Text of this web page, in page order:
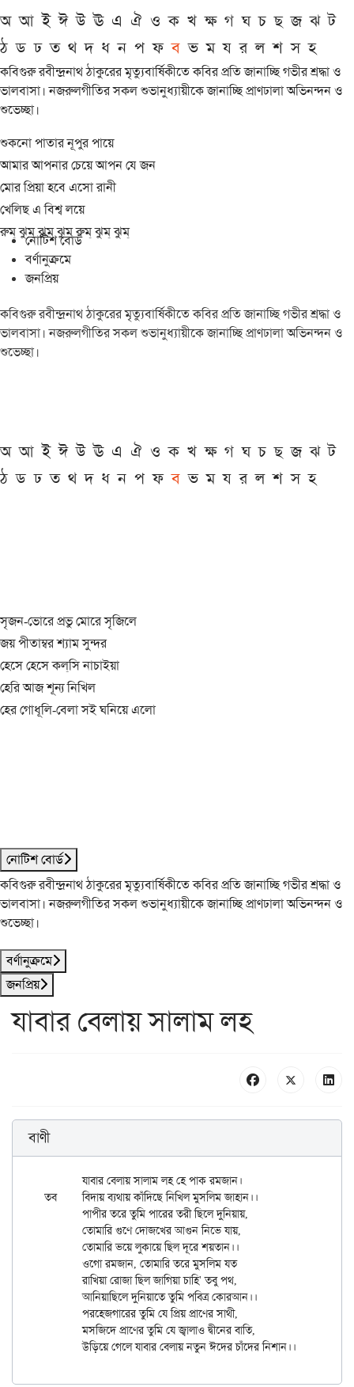
অ আ ই ঈ উ ঊ এ ঐ ও ক খ ক্ষ গ ঘ চ ছ জ ঝ ট
ঠ ড ঢ ত থ দ ধ ন প ফ ব ভ ম য র ল শ স হ
কবিগুরু রবীন্দ্রনাথ ঠাকুরের মৃত্যুবার্ষিকীতে কবির প্রতি জানাচ্ছি গভীর শ্রদ্ধা ও
ভালবাসা। নজরুলগীতির সকল শুভানুধ্যায়ীকে জানাচ্ছি প্রাণঢালা অভিনন্দন ও
শুভেচ্ছা।
শুকনো পাতার নূপুর পায়ে
আমার আপনার চেয়ে আপন যে জন
মোর প্রিয়া হবে এসো রানী
খেলিছ এ বিশ্ব লয়ে
রুম্ ঝুম্ ঝুম্ ঝুম্ রুম্ ঝুম্ ঝুম্
নোটিশ বোর্ড
বর্ণানুক্রমে
জনপ্রিয়
কবিগুরু রবীন্দ্রনাথ ঠাকুরের মৃত্যুবার্ষিকীতে কবির প্রতি জানাচ্ছি গভীর শ্রদ্ধা ও
ভালবাসা। নজরুলগীতির সকল শুভানুধ্যায়ীকে জানাচ্ছি প্রাণঢালা অভিনন্দন ও
শুভেচ্ছা।
অ আ ই ঈ উ ঊ এ ঐ ও ক খ ক্ষ গ ঘ চ ছ জ ঝ ট
ঠ ড ঢ ত থ দ ধ ন প ফ ব ভ ম য র ল শ স হ
সৃজন-ভোরে প্রভু মোরে সৃজিলে
জয় পীতাম্বর শ্যাম সুন্দর
হেসে হেসে কল্‌সি নাচাইয়া
হেরি আজ শূন্য নিখিল
হের গোধূলি-বেলা সই ঘনিয়ে এলো
নোটিশ বোর্ড
কবিগুরু রবীন্দ্রনাথ ঠাকুরের মৃত্যুবার্ষিকীতে কবির প্রতি জানাচ্ছি গভীর শ্রদ্ধা ও
ভালবাসা। নজরুলগীতির সকল শুভানুধ্যায়ীকে জানাচ্ছি প্রাণঢালা অভিনন্দন ও
শুভেচ্ছা।
বর্ণানুক্রমে
জনপ্রিয়
যাবার বেলায় সালাম লহ
বাণী
	যাবার বেলায় সালাম লহ হে পাক রমজান।
তব	বিদায় ব্যথায় কাঁদিছে নিখিল মুসলিম জাহান।।
	রাখিয়া রোজা ছিল জাগিয়া চাহি' তবু পথ,
	আনিয়াছিলে দুনিয়াতে তুমি পবিত্র কোরআন।।
	মসজিদে প্রাণের তুমি যে জ্বালাও দ্বীনের বাতি,